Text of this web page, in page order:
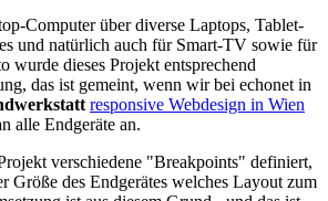
Computer über diverse Laptops, Tablet-
und natürlich auch für Smart-TV sowie für
wurde dieses Projekt entsprechend
das ist gemeint, wenn wir bei echonet in
responsive Webdesign in Wien
alle Endgeräte an.
verschiedene "Breakpoints" definiert,
Größe des Endgerätes welches Layout zum